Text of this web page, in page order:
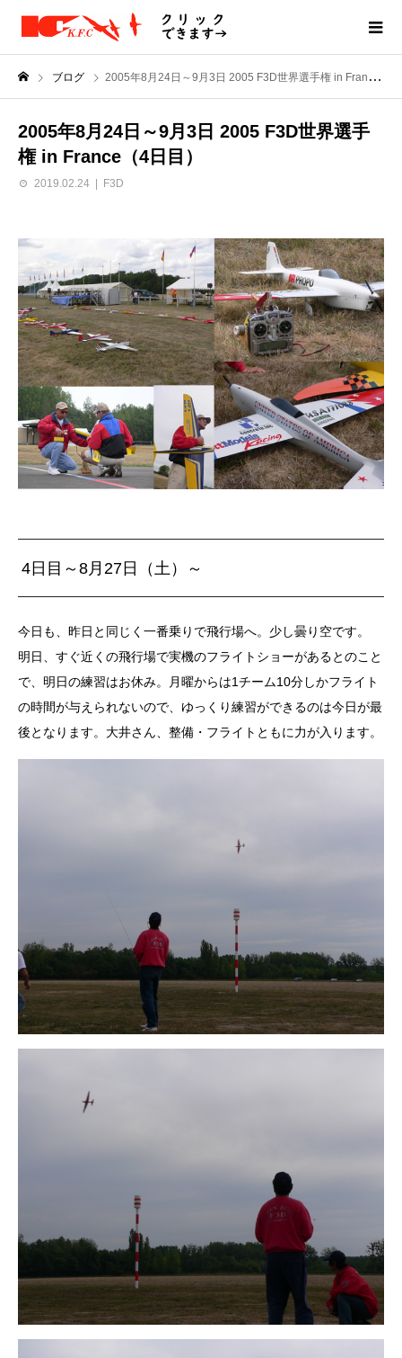
ブログ 2005年8月24日～9月3日 2005 F3D世界選手権 in France（4日目）
2005年8月24日～9月3日 2005 F3D世界選手
権 in France（4日目）
2019.02.24 F3D
4日目～8月27日（土）～
今日も、昨日と同じく一番乗りで飛行場へ。少し曇り空です。
明日、すぐ近くの飛行場で実機のフライトショーがあるとのこと
で、明日の練習はお休み。月曜からは1チーム10分しかフライト
の時間が与えられないので、ゆっくり練習ができるのは今日が最
後となります。大井さん、整備・フライトともに力が入ります。